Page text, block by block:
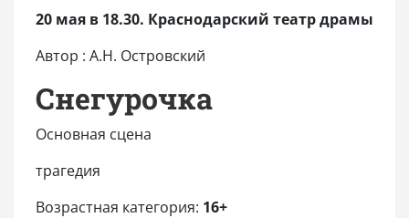
20 мая в 18.30. Краснодарский театр драмы
Автор : А.Н. Островский
Снегурочка
Основная сцена
трагедия
Возрастная категория: 16+